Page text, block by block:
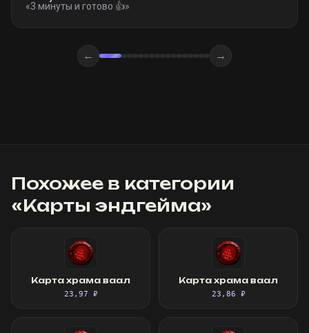
«3 минуты и готово 👍»
← →
Похожее в категории
«Карты эндгейма»
Карта храма ваал
23,97 ₽
Карта храма ваал
23,86 ₽